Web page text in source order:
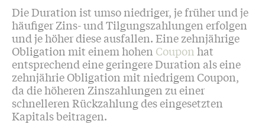
Die Duration ist umso niedriger, je früher und je
häufiger Zins- und Tilgungszahlungen erfolgen
und je höher diese ausfallen. Eine zehnjährige
Obligation mit einem hohen Coupon hat
entsprechend eine geringere Duration als eine
zehnjährie Obligation mit niedrigem Coupon,
da die höheren Zinszahlungen zu einer
schnelleren Rückzahlung des eingesetzten
Kapitals beitragen.